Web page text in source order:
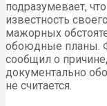
подразумевает,
известность
мажорных
обоюдные планы.
сообщил о
документально
не считается.